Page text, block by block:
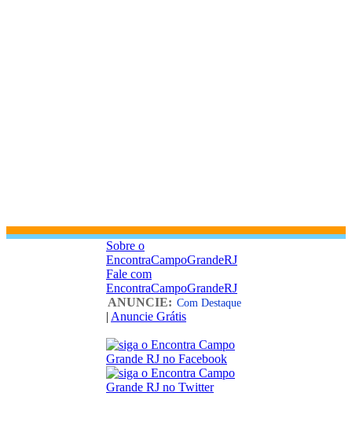
Sobre o
EncontraCampoGrandeRJ
Fale com
EncontraCampoGrandeRJ
ANUNCIE: Com Destaque
| Anuncie Grátis